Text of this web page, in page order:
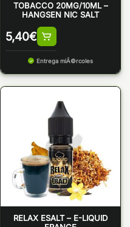
TOBACCO 20MG/10ML –
HANGSEN NIC SALT
5,40€
Entrega miÃ©rcoles
RELAX ESALT – E-LIQUID